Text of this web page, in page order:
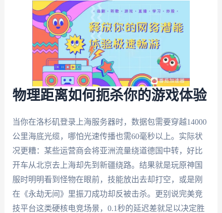
物理距离如何扼杀你的游戏体验
当你在洛杉矶登录上海服务器时，数据包需要穿越14000
公里海底光缆，哪怕光速传播也需60毫秒以上。实际状
况更糟：某些运营商会将亚洲流量绕道德国中转，好比
开车从北京去上海却先到新疆绕路。结果就是玩原神国
服时明明看到怪物在眼前，技能放出去却打空，或是刚
在《永劫无间》里振刀成功却反被击杀。更别说完美竞
技平台这类硬核电竞场景，0.1秒的延迟差就足以决定胜